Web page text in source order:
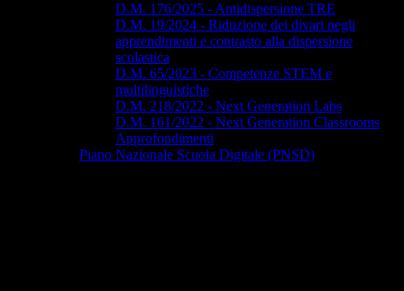
D.M. 176/2025 - Antidispersione TRE
D.M. 19/2024 - Riduzione dei divari negli
apprendimenti e contrasto alla dispersione
scolastica
D.M. 65/2023 - Competenze STEM e
multilinguistiche
D.M. 218/2022 - Next Generation Labs
D.M. 161/2022 - Next Generation Classrooms
Approfondimenti
Piano Nazionale Scuola Digitale (PNSD)